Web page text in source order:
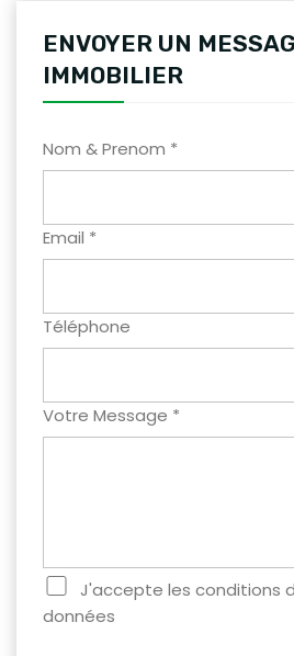
ENVOYER UN
IMMOBILIER
Nom & Prenom *
Email *
Téléphone
Votre Message *
J'accepte les conditions
données